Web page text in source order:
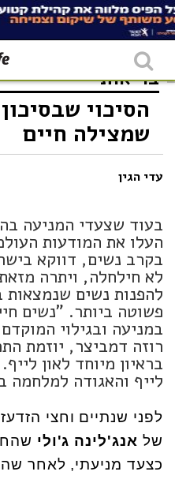
בריאות
הסיכוי
שמצילה חיים
עדי הגין
בעוד שצעדי המניעה
העלו את המודעות
בקרב נשים, דווקא
לא חילחלה, ויתרה
להפנות נשים שנמצאות
פשוטה ביותר. "נשים
במניעה ובגילוי
רוזה דמביצר, יוזמת
בראיון מיוחד לאון
לייף והאגודה למלחמה
לפני שנתיים וחצי
של אנג'לינה ג'ולי
כצעד מניעתי, לאחר